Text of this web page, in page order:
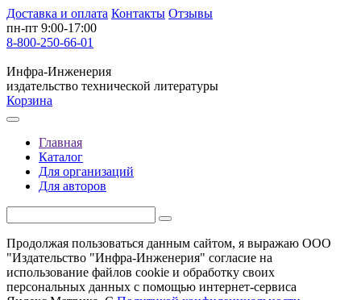
Доставка и оплата Контакты Отзывы
пн-пт 9:00-17:00
8-800-250-66-01
Инфра-Инженерия
издательство технической литературы
Корзина
Главная
Каталог
Для организаций
Для авторов
Продолжая пользоваться данным сайтом, я выражаю ООО
"Издательство "Инфра-Инженерия" согласие на
использование файлов cookie и обработку своих
персональных данных с помощью интернет-сервиса